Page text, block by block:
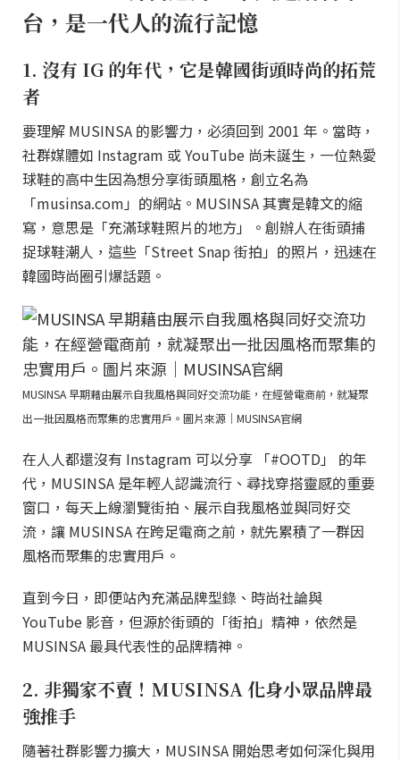
台，是一代人的流行記憶
1. 沒有 IG 的年代，它是韓國街頭時尚的拓荒
者
要理解 MUSINSA 的影響力，必須回到 2001 年。當時，
社群媒體如 Instagram 或 YouTube 尚未誕生，一位熱愛
球鞋的高中生因為想分享街頭風格，創立名為
「musinsa.com」的網站。MUSINSA 其實是韓文的縮
寫，意思是「充滿球鞋照片的地方」。創辦人在街頭捕
捉球鞋潮人，這些「Street Snap 街拍」的照片，迅速在
韓國時尚圈引爆話題。
MUSINSA 早期藉由展示自我風格與同好交流功能，在經營電商前，就凝聚
出一批因風格而聚集的忠實用戶。圖片來源｜MUSINSA官網
在人人都還沒有 Instagram 可以分享 「#OOTD」 的年
代，MUSINSA 是年輕人認識流行、尋找穿搭靈感的重要
窗口，每天上線瀏覽街拍、展示自我風格並與同好交
流，讓 MUSINSA 在跨足電商之前，就先累積了一群因
風格而聚集的忠實用戶。
直到今日，即便站內充滿品牌型錄、時尚社論與
YouTube 影音，但源於街頭的「街拍」精神，依然是
MUSINSA 最具代表性的品牌精神。
2. 非獨家不賣！MUSINSA 化身小眾品牌最
強推手
隨著社群影響力擴大，MUSINSA 開始思考如何深化與用